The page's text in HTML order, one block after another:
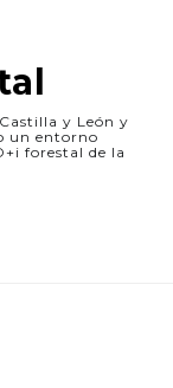
y León y
un entorno
forestal de la